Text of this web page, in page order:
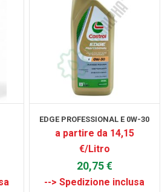
EDGE PROFESSIONAL E 0W-30
a partire da 14,15
€/Litro
20,75 €